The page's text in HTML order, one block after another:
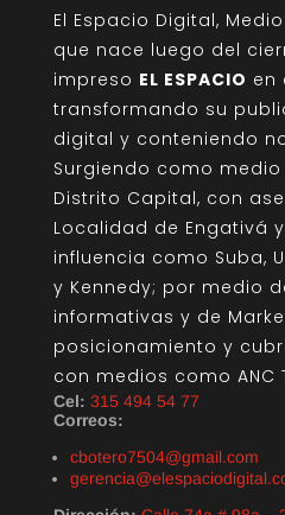
El Espacio Digital,
que nace luego del
impreso EL ESPACIO en
transformando su
digital y conteniendo
Surgiendo como
Distrito Capital, con
Localidad de Engativá
influencia como Suba,
y Kennedy; por medio
informativas y de
posicionamiento y
con medios como ANC
Cel: 315 494 54 77
Correos:
cbotero7504@gmail.com